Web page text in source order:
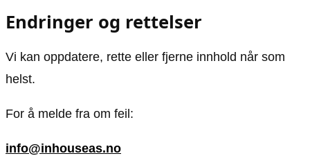
Endringer og rettelser
Vi kan oppdatere, rette eller fjerne innhold når som
helst.
For å melde fra om feil:
info@inhouseas.no